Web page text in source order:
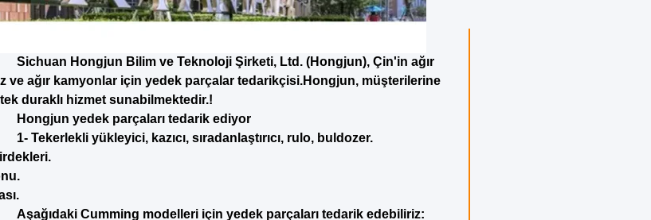
Sichuan Hongjun Bilim ve Teknoloji Şirketi, Ltd. (Hongjun), Çin'in ağır
ve ağır kamyonlar için yedek parçalar tedarikçisi.Hongjun, müşterilerine
duraklı hizmet sunabilmektedir.!
Hongjun yedek parçaları tedarik ediyor
1- Tekerlekli yükleyici, kazıcı, sıradanlaştırıcı, rulo, buldozer.
Aşağıdaki Cumming modelleri için yedek parçaları tedarik edebiliriz: